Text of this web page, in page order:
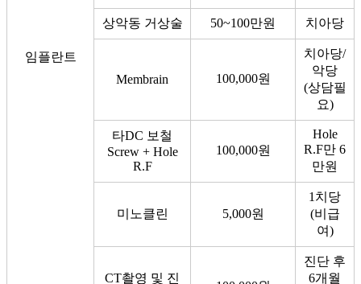
임플란트
상악동 거상술 50~100만원 치아당
Membrain 100,000원
치아당/
악당
(상담필
요)
타DC 보철
Screw + Hole
R.F
100,000원
Hole
R.F만 6
만원
미노클린 5,000원
1치당
(비급
여)
CT촬영 및 진
진단 후
6개월